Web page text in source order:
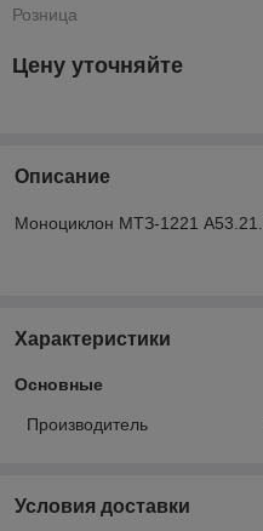
Розница
Цену уточняйте
Описание
Моноциклон МТЗ-1221
Характеристики
Основные
Производитель
Условия доставки